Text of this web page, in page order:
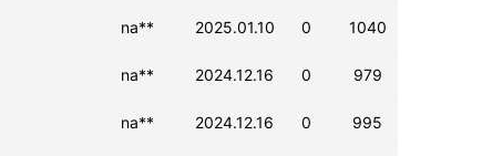
na** 2025.01.10 0 1040
na** 2024.12.16 0 979
na** 2024.12.16 0 995